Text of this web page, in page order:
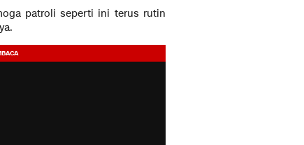
patroli seperti ini terus rutin